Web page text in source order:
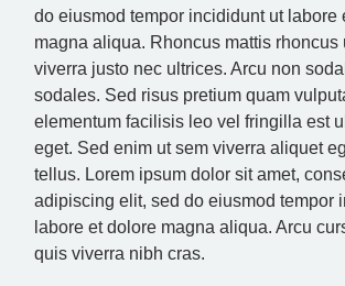
do eiusmod tempor incididunt ut labore
magna aliqua. Rhoncus mattis rhoncus
viverra justo nec ultrices. Arcu non
sodales. Sed risus pretium quam
elementum facilisis leo vel fringilla est
eget. Sed enim ut sem viverra aliquet
tellus. Lorem ipsum dolor sit amet,
adipiscing elit, sed do eiusmod tempor
labore et dolore magna aliqua. Arcu
quis viverra nibh cras.